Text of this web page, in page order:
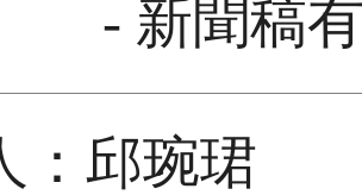
- 新聞稿
：邱琬珺